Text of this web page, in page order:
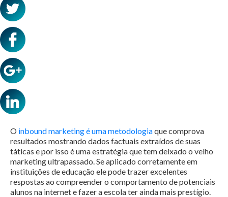
O inbound marketing é uma metodologiaque comprova
resultados mostrando dados factuais extraídos de suas
táticas e por isso é uma estratégia que tem deixado o velho
marketing ultrapassado. Se aplicado corretamente em
instituições de educação ele pode trazer excelentes
respostas ao compreender o comportamento de potenciais
alunos na internet e fazer a escola ter ainda mais prestígio.